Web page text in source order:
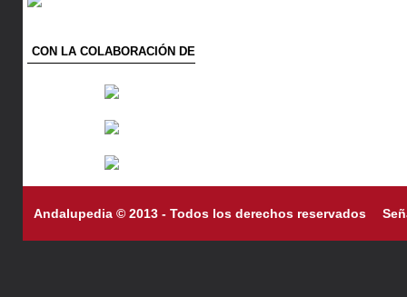
CON LA COLABORACIÓN DE
Andalupedia © 2013 - Todos los derechos reservados